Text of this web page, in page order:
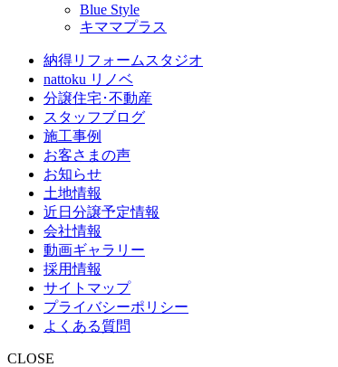
Blue Style
キママプラス
納得リフォームスタジオ
nattoku リノベ
分譲住宅･不動産
スタッフブログ
施工事例
お客さまの声
お知らせ
土地情報
近日分譲予定情報
会社情報
動画ギャラリー
採用情報
サイトマップ
プライバシーポリシー
よくある質問
CLOSE